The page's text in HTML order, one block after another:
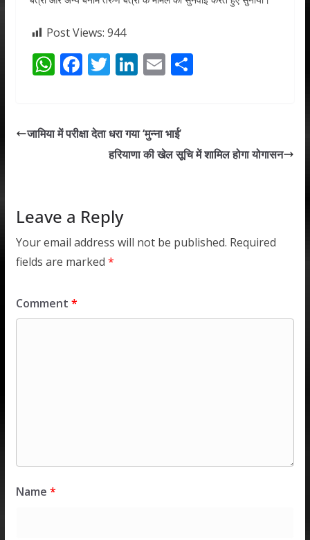
Post Views: 944
W
s
F
b
T
er
Li
e
dI
E
l
S
जामिया में परीक्षा देता धरा गया ‘मुन्ना भाई’
हरियाणा की खेल सूचि में शामिल होगा योगासन
Leave a Reply
Your email address will not be published. Required
fields are marked *
Comment *
Name *